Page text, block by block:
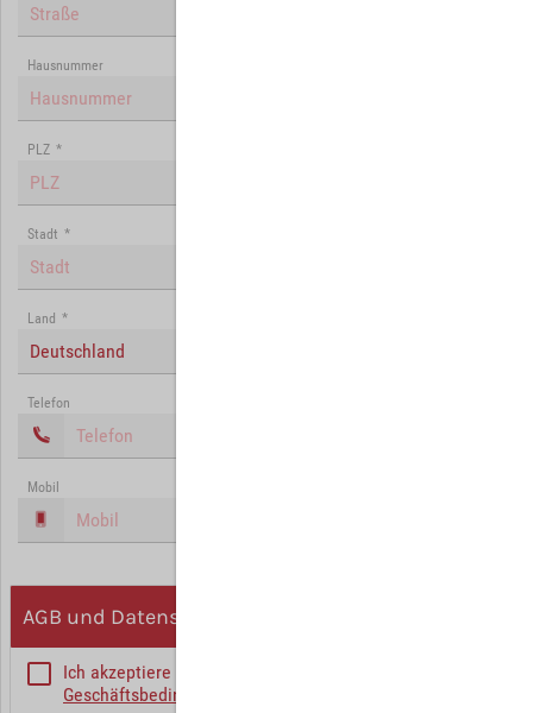
Hausnummer
PLZ *
Stadt *
Land *
Deutschland
Telefon
Mobil
AGB und Datenschutz
Ich akzeptiere die
Geschäftsbedingungen